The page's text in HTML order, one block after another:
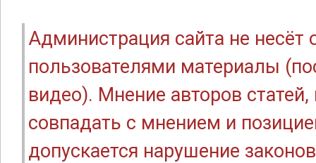
Администрация сайта не
пользователями материалы
видео). Мнение авторов
совпадать с мнением и
допускается нарушение